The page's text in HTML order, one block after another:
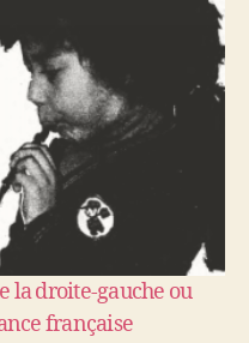
la droite-gauche ou
française